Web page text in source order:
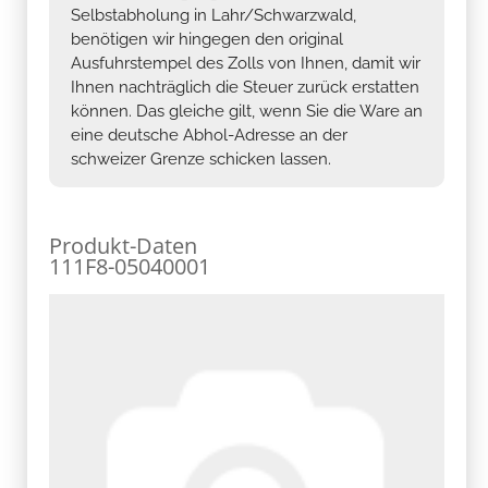
Selbstabholung in Lahr/Schwarzwald,
benötigen wir hingegen den original
Ausfuhrstempel des Zolls von Ihnen, damit wir
Ihnen nachträglich die Steuer zurück erstatten
können. Das gleiche gilt, wenn Sie die Ware an
eine deutsche Abhol-Adresse an der
schweizer Grenze schicken lassen.
Produkt-Daten
111F8-05040001